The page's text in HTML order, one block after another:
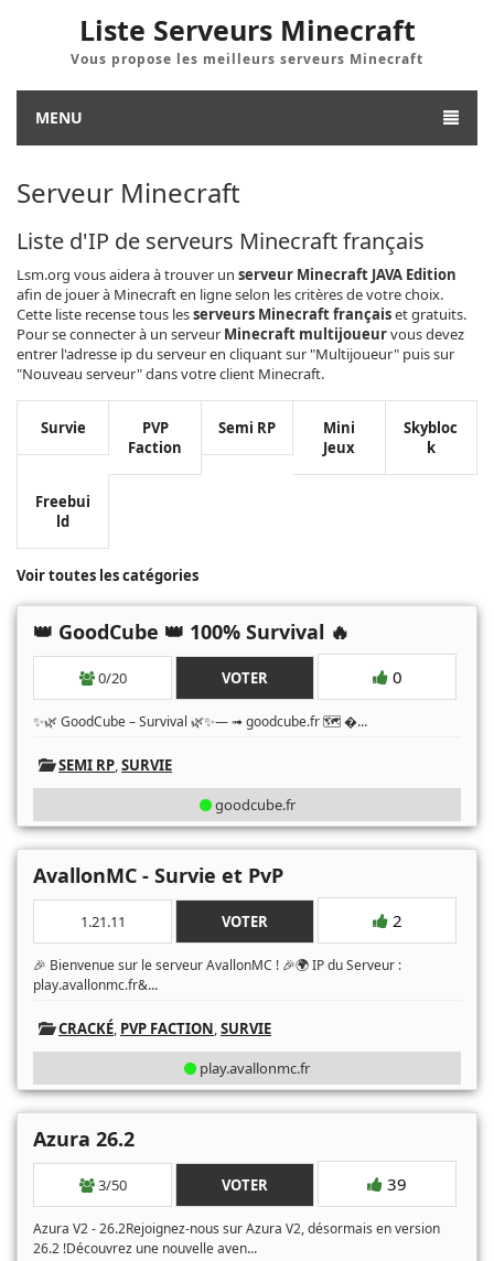
Liste Serveurs Minecraft
Vous propose les meilleurs serveurs Minecraft
MENU
Serveur Minecraft
Liste d'IP de serveurs Minecraft français
Lsm.org vous aidera à trouver un serveur Minecraft JAVA Edition
afin de jouer à Minecraft en ligne selon les critères de votre choix.
Cette liste recense tous lesserveurs Minecraft françaiset gratuits.
Pour se connecter à un serveur Minecraft multijoueurvous devez
entrer l'adresse ip du serveur en cliquant sur "Multijoueur" puis sur
"Nouveau serveur" dans votre client Minecraft.
Survie
PVP
Faction
Semi RP
Mini
Jeux
Skybloc
k
Freebui
ld
Voir toutes les catégories
👑 GoodCube 👑 100% Survival 🔥
0/20 VOTER 0
✨🌿 GoodCube – Survival 🌿✨— ➟ goodcube.fr 🗺️ �...
SEMI RP,SURVIE
goodcube.fr
AvallonMC - Survie et PvP
1.21.11 VOTER 2
🎉 Bienvenue sur le serveur AvallonMC ! 🎉🌍 IP du Serveur :
play.avallonmc.fr&...
CRACKÉ, PVP FACTION,SURVIE
play.avallonmc.fr
Azura 26.2
3/50 VOTER 39
Azura V2 - 26.2Rejoignez-nous sur Azura V2, désormais en version
26.2 !Découvrez une nouvelle aven...